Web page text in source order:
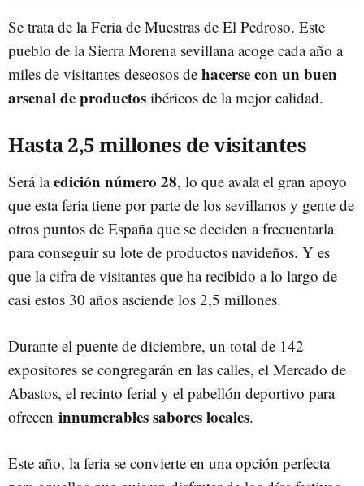
Se trata de la Feria de Muestras de El Pedroso. Este
pueblo de la Sierra Morena sevillana acoge cada año a
miles de visitantes deseosos de hacerse con un buen
arsenal de productos ibéricos de la mejor calidad.
Hasta 2,5 millones de visitantes
Será laedición número 28, lo que avala el gran apoyo
que esta feria tiene por parte de los sevillanos y gente de
otros puntos de España que se deciden a frecuentarla
para conseguir su lote de productos navideños. Y es
que la cifra de visitantes que ha recibido a lo largo de
casi estos 30 años asciende los 2,5 millones.
Durante el puente de diciembre, un total de 142
expositores se congregarán en las calles, el Mercado de
Abastos, el recinto ferial y el pabellón deportivo para
ofrecen innumerables sabores locales.
Este año, la feria se convierte en una opción perfecta